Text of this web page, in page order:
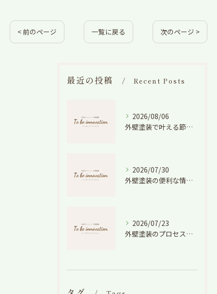
< 前のページ 一覧に戻る 次のページ >
最近の投稿 Recent Posts
2026/08/06
外壁塗装で叶える節電効果と愛知県の相場や色選びのポイントを徹底解説
2026/07/30
外壁塗装の便利な情報と失敗しない色や費用判断のコツを徹底解説
2026/07/23
外壁塗装のプロセスを愛知県でスムーズに進めるための工程と費用徹底解説